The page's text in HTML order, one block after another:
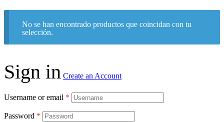
No se han encontrado productos que coincidan con tu
selección.
Sign in Create an Account
Username or email *
Password *